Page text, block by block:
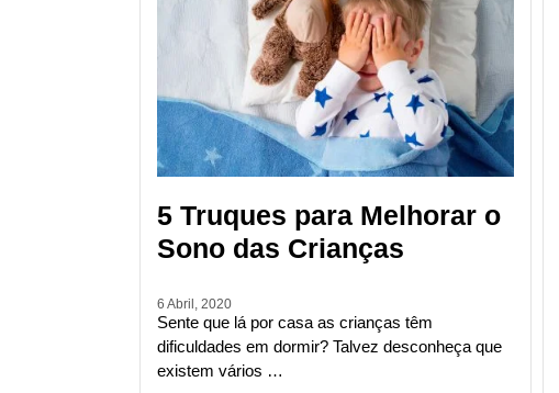
5 Truques para Melhorar o
Sono das Crianças
6 Abril, 2020
Sente que lá por casa as crianças têm
dificuldades em dormir? Talvez desconheça que
existem vários …